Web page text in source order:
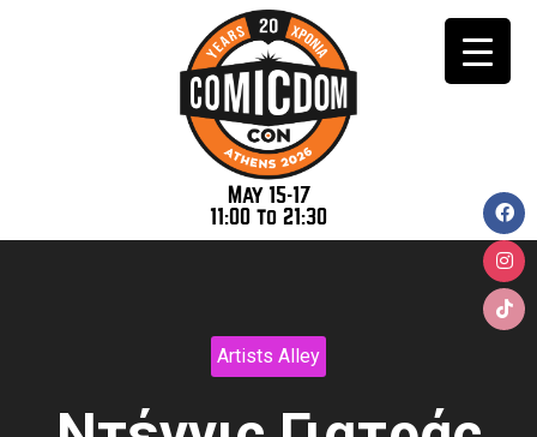
May 15-17
11:00 to 21:30
Artists Alley